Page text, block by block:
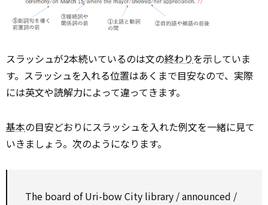
スラッシュが2本続いているのは文の終わりを示していま
す。スラッシュを入れる位置はあくまで目安なので、実際
には英文や読解力によって違ってきます。
基本の目安どおりにスラッシュを入れた例文を一緒に見て
いきましょう。次のようになります。
The board of Uri-bow City library / announced /